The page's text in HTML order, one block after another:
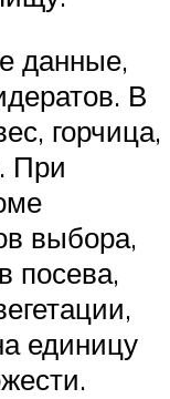
данные,
В
горчица,
При
выбора,
посева,
единицу